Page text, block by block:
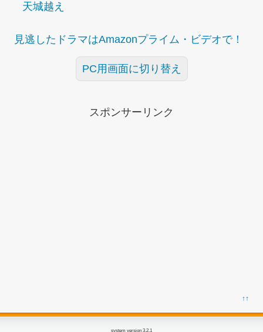
天城越え
見逃したドラマはAmazonプライム・ビデオで！
PC用画面に切り替え
スポンサーリンク
↑↑
system version 3.2.1